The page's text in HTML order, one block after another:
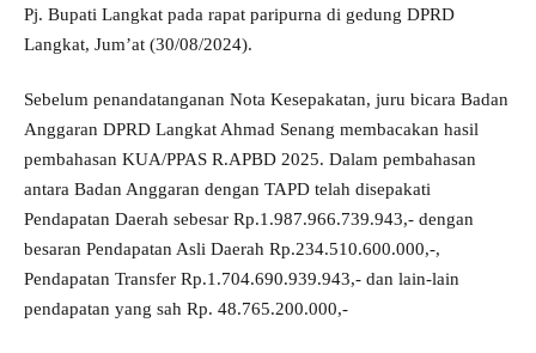
Pj. Bupati Langkat pada rapat paripurna di gedung DPRD
Langkat, Jum’at (30/08/2024).
Sebelum penandatanganan Nota Kesepakatan, juru bicara Badan
Anggaran DPRD Langkat Ahmad Senang membacakan hasil
pembahasan KUA/PPAS R.APBD 2025. Dalam pembahasan
antara Badan Anggaran dengan TAPD telah disepakati
Pendapatan Daerah sebesar Rp.1.987.966.739.943,- dengan
besaran Pendapatan Asli Daerah Rp.234.510.600.000,-,
Pendapatan Transfer Rp.1.704.690.939.943,- dan lain-lain
pendapatan yang sah Rp. 48.765.200.000,-